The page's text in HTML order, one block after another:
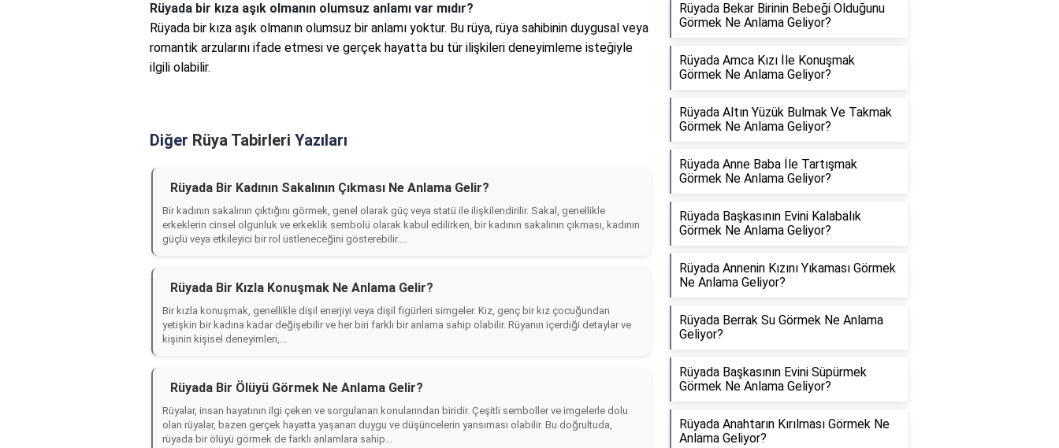
Rüyada bir kıza aşık olmanın olumsuz anlamı var mıdır?
Rüyada bir kıza aşık olmanın olumsuz bir anlamı yoktur. Bu rüya, rüya sahibinin duygusal veya
romantik arzularını ifade etmesi ve gerçek hayatta bu tür ilişkileri deneyimleme isteğiyle
ilgili olabilir.
Diğer Rüya Tabirleri Yazıları
Rüyada Bir Kadının Sakalının Çıkması Ne Anlama Gelir?
Bir kadının sakalının çıktığını görmek, genel olarak güç veya statü ile ilişkilendirilir. Sakal, genellikle
erkeklerin cinsel olgunluk ve erkeklik sembolü olarak kabul edilirken, bir kadının sakalının çıkması, kadının
güçlü veya etkileyici bir rol üstleneceğini gösterebilir....
Rüyada Bir Kızla Konuşmak Ne Anlama Gelir?
Bir kızla konuşmak, genellikle dişil enerjiyi veya dişil figürleri simgeler. Kız, genç bir kız çocuğundan
yetişkin bir kadına kadar değişebilir ve her biri farklı bir anlama sahip olabilir. Rüyanın içerdiği detaylar ve
kişinin kişisel deneyimleri,...
Rüyada Bir Ölüyü Görmek Ne Anlama Gelir?
Rüyalar, insan hayatının ilgi çeken ve sorgulanan konularından biridir. Çeşitli semboller ve imgelerle dolu
olan rüyalar, bazen gerçek hayatta yaşanan duygu ve düşüncelerin yansıması olabilir. Bu doğrultuda,
rüyada bir ölüyü görmek de farklı anlamlara sahip...
Rüyada Bekar Birinin Bebeği Olduğunu
Görmek Ne Anlama Geliyor?
Rüyada Amca Kızı İle Konuşmak
Görmek Ne Anlama Geliyor?
Rüyada Altın Yüzük Bulmak Ve Takmak
Görmek Ne Anlama Geliyor?
Rüyada Anne Baba İle Tartışmak
Görmek Ne Anlama Geliyor?
Rüyada Başkasının Evini Kalabalık
Görmek Ne Anlama Geliyor?
Rüyada Annenin Kızını Yıkaması Görmek
Ne Anlama Geliyor?
Rüyada Berrak Su Görmek Ne Anlama
Geliyor?
Rüyada Başkasının Evini Süpürmek
Görmek Ne Anlama Geliyor?
Rüyada Anahtarın Kırılması Görmek Ne
Anlama Geliyor?